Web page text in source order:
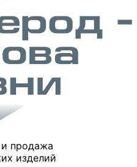
55
-
шт.
и продажа
изделий